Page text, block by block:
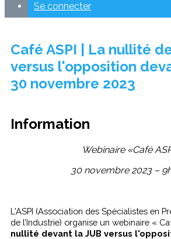
Se connecter
Café ASPI | La nullité
versus l'opposition
30 novembre 2023
Information
Webinaire «Café
30 novembre 2023 –
L'ASPI (Association des Spécialistes en
de l’Industrie) organise un webinaire «
nullité devant la JUB versus